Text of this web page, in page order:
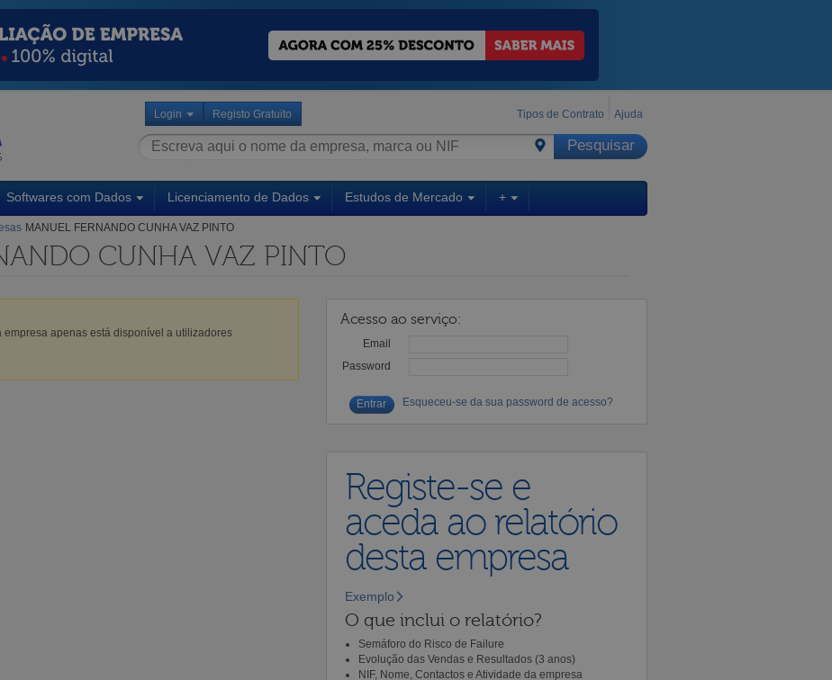
Login Registo Gratuito Tipos de Contrato Ajuda
Softwares com Dados Licenciamento de Dados Estudos de Mercado +
MANUEL FERNANDO CUNHA VAZ PINTO
CUNHA VAZ PINTO
empresa apenas está disponível a utilizadores
Acesso ao serviço:
Email
Password
Esqueceu-se da sua password de acesso?
Registe-se e
aceda ao relatório
desta empresa
Exemplo
O que inclui o relatório?
Semáforo do Risco de Failure
Evolução das Vendas e Resultados (3 anos)
NIF, Nome, Contactos e Atividade da empresa